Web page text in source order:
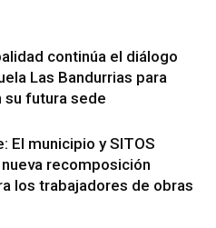
continúa el diálogo
Las Bandurrias para
su futura sede
El municipio y SITOS
recomposición
los trabajadores de obras